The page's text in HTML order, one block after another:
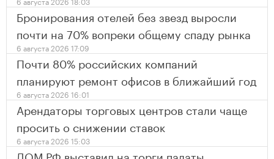
Бронирования отелей без звезд выросли
почти на 70% вопреки общему спаду рынка
6 августа 2026 17:09
Почти 80% российских компаний
планируют ремонт офисов в ближайший год
6 августа 2026 16:01
Арендаторы торговых центров стали чаще
просить о снижении ставок
6 августа 2026 15:03
ДОМ.РФ выставил на торги палаты